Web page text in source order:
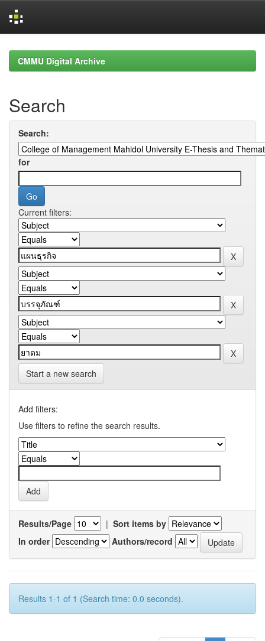
navigationCMMU Digital Archive
Search
Search:
for
Current filters:
Start a new search
Add filters:
Use filters to refine the search results.
Results/Page | Sort items by
In order
Authors/record
Results 1-1 of 1 (Search time: 0.0 seconds).